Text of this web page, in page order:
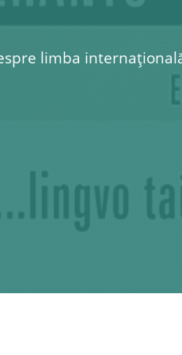
limba